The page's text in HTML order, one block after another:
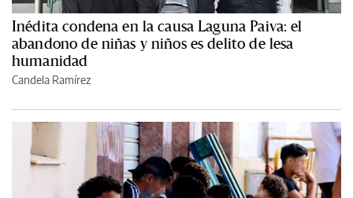
Inédita condena en la causa Laguna Paiva: el
abandono de niñas y niños es delito de lesa
humanidad
Candela Ramírez